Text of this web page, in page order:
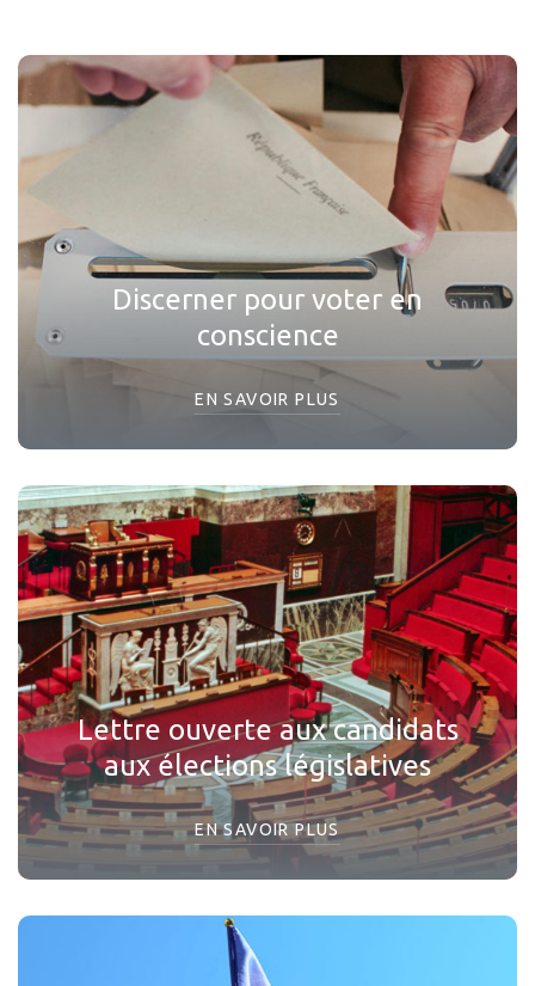
Discerner pour voter en
conscience
EN SAVOIR PLUS
Lettre ouverte aux candidats
aux élections législatives
EN SAVOIR PLUS